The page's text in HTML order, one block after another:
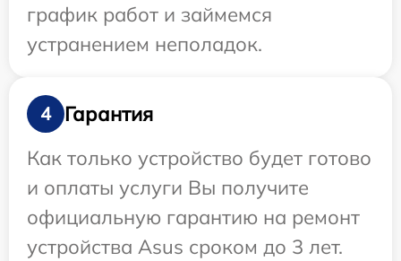
график работ и займемся
устранением неполадок.
4
Гарантия
Как только устройство будет готово
и оплаты услуги Вы получите
официальную гарантию на ремонт
устройства Asus сроком до 3 лет.